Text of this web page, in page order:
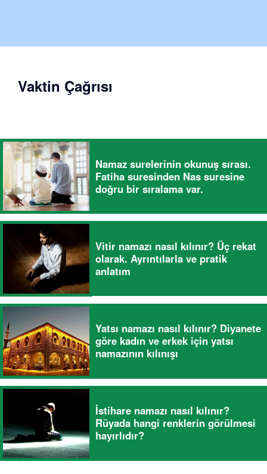
Vaktin Çağrısı
Namaz surelerinin okunuş sırası.
Fatiha suresinden Nas suresine
doğru bir sıralama var.
Vitir namazı nasıl kılınır? Üç rekat
olarak. Ayrıntılarla ve pratik
anlatım
Yatsı namazı nasıl kılınır? Diyanete
göre kadın ve erkek için yatsı
namazının kılınışı
İstihare namazı nasıl kılınır?
Rüyada hangi renklerin görülmesi
hayırlıdır?